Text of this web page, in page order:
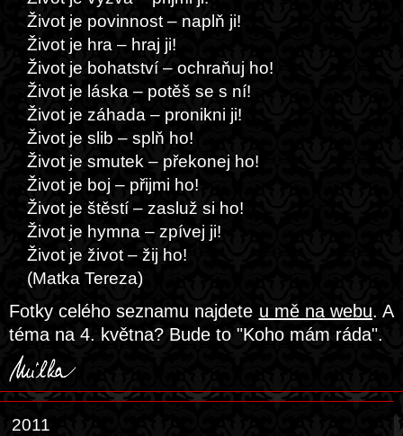
Život je povinnost – naplň ji!
Život je hra – hraj ji!
Život je bohatství – ochraňuj ho!
Život je láska – potěš se s ní!
Život je záhada – pronikni ji!
Život je slib – splň ho!
Život je smutek – překonej ho!
Život je boj – přijmi ho!
Život je štěstí – zasluž si ho!
Život je hymna – zpívej ji!
Život je život – žij ho!
(Matka Tereza)
Fotky celého seznamu najdete u mě na webu. A
téma na 4. května? Bude to "Koho mám ráda".
2011